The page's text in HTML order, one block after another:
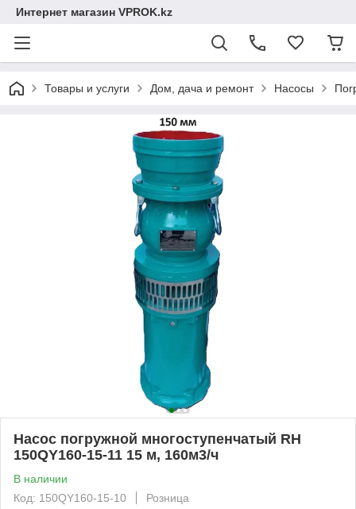
Интернет магазин VPROK.kz
Товары и услуги Дом, дача и ремонт Насосы
Насос погружной многоступенчатый RH
150QY160-15-11 15 м, 160м3/ч
В наличии
Код: 150QY160-15-10
Розница